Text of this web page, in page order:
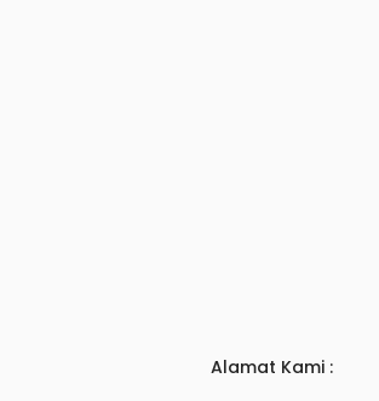
Alamat Kami :